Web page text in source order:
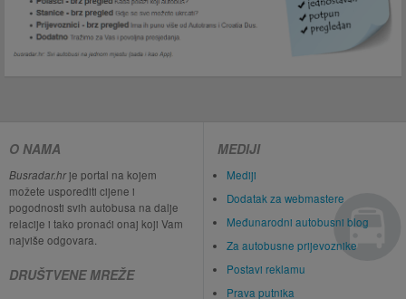
O NAMA
Busradar.hrje portal na kojem
možete usporediti cijene i
pogodnosti svih autobusa na dalje
relacije i tako pronaći onaj koji Vam
najviše odgovara.
DRUŠTVENE MREŽE
MEDIJI
Mediji
Dodatak za webmastere
Međunarodni autobusni blog
Za autobusne prijevoznike
Postavi reklamu
Prava putnika